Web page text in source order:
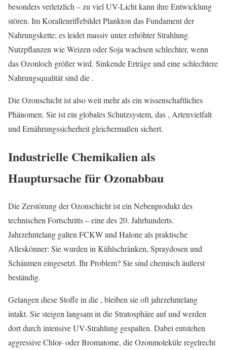
besonders verletzlich – zu viel UV-Licht kann ihre Entwicklung
stören. Im Korallenriffebildet Plankton das Fundament der
Nahrungskette; es leidet massiv unter erhöhter Strahlung.
Nutzpflanzen wie Weizen oder Soja wachsen schlechter, wenn
das Ozonloch größer wird. Sinkende Erträge und eine schlechtere
Nahrungsqualität sind die .
Die Ozonschicht ist also weit mehr als ein wissenschaftliches
Phänomen. Sie ist ein globales Schutzsystem, das , Artenvielfalt
und Ernährungssicherheit gleichermaßen sichert.
Industrielle Chemikalien als
Hauptursache für Ozonabbau
Die Zerstörung der Ozonschicht ist ein Nebenprodukt des
technischen Fortschritts – eine des 20. Jahrhunderts.
Jahrzehntelang galten FCKW und Halone als praktische
Alleskönner: Sie wurden in Kühlschränken, Spraydosen und
Schäumen eingesetzt. Ihr Problem? Sie sind chemisch äußerst
beständig.
Gelangen diese Stoffe in die , bleiben sie oft jahrzehntelang
intakt. Sie steigen langsam in die Stratosphäre auf und werden
dort durch intensive UV-Strahlung gespalten. Dabei entstehen
aggressive Chlor- oder Bromatome, die Ozonmoleküle regelrecht